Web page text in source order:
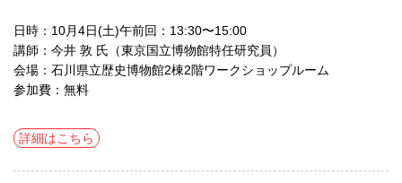
日時：10月4日(土)午前回：13:30〜15:00
講師：今井 敦 氏（東京国立博物館特任研究員）
会場：石川県立歴史博物館2棟2階ワークショップルーム
参加費：無料
詳細はこちら